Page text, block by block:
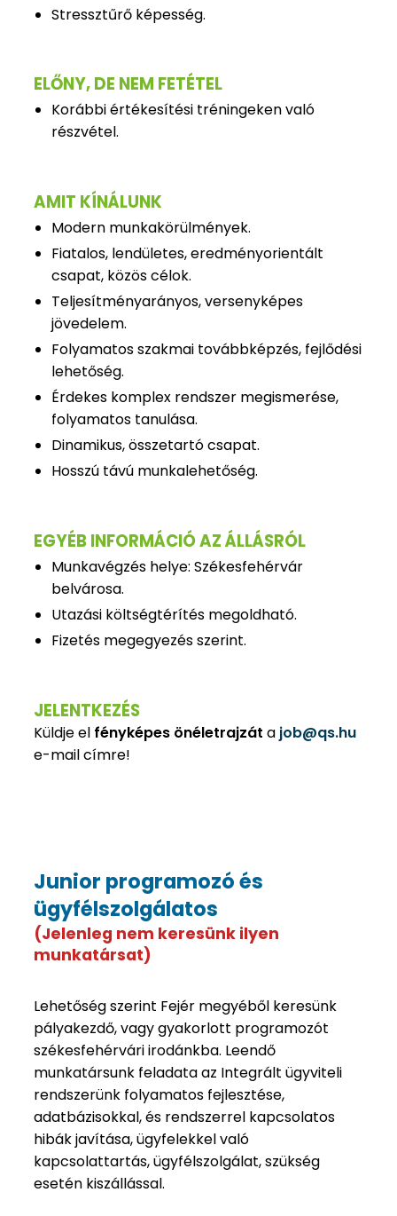
Stressztűrő képesség.
ELŐNY, DE NEM FETÉTEL
Korábbi értékesítési tréningeken való
részvétel.
AMIT KÍNÁLUNK
Modern munkakörülmények.
Fiatalos, lendületes, eredményorientált
csapat, közös célok.
Teljesítményarányos, versenyképes
jövedelem.
Folyamatos szakmai továbbképzés, fejlődési
lehetőség.
Érdekes komplex rendszer megismerése,
folyamatos tanulása.
Dinamikus, összetartó csapat.
Hosszú távú munkalehetőség.
EGYÉB INFORMÁCIÓ AZ ÁLLÁSRÓL
Munkavégzés helye: Székesfehérvár
belvárosa.
Utazási költségtérítés megoldható.
Fizetés megegyezés szerint.
JELENTKEZÉS
Küldje el fényképes önéletrajzáta job@qs.hu
e-mail címre!
Junior programozó és
ügyfélszolgálatos
(Jelenleg nem keresünk ilyen
munkatársat)
Lehetőség szerint Fejér megyéből keresünk
pályakezdő, vagy gyakorlott programozót
székesfehérvári irodánkba. Leendő
munkatársunk feladata az Integrált ügyviteli
rendszerünk folyamatos fejlesztése,
adatbázisokkal, és rendszerrel kapcsolatos
hibák javítása, ügyfelekkel való
kapcsolattartás, ügyfélszolgálat, szükség
esetén kiszállással.